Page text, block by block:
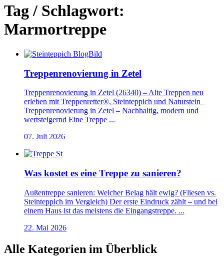
Tag / Schlagwort:
Marmortreppe
Treppenrenovierung in Zetel
Treppenrenovierung in Zetel (26340) – Alte Treppen neu
erleben mit Treppenretter®, Steinteppich und Naturstein
Treppenrenovierung in Zetel – Nachhaltig, modern und
wertsteigernd Eine Treppe ...
07. Juli 2026
Was kostet es eine Treppe zu sanieren?
Außentreppe sanieren: Welcher Belag hält ewig? (Fliesen vs.
Steinteppich im Vergleich) ​Der erste Eindruck zählt – und bei
einem Haus ist das meistens die Eingangstreppe. ...
22. Mai 2026
Alle Kategorien im Überblick